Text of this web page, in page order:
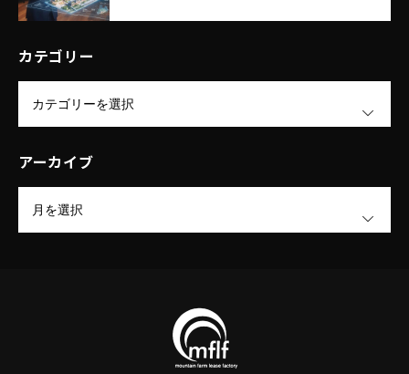
リー株式会社
カテゴリー
アーカイブ